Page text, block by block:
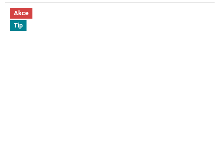
Akce
Tip